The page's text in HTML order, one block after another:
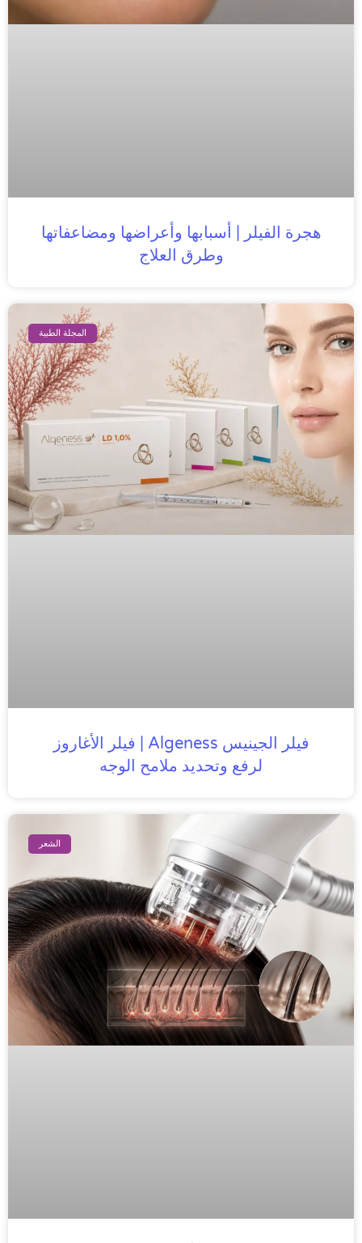
هجرة الفيلر | أسبابها وأعراضها ومضاعفاتها
وطرق العلاج
المجلة الطبية
فيلر الجينيس Algeness | فيلر الأغاروز
لرفع وتحديد ملامح الوجه
الشعر